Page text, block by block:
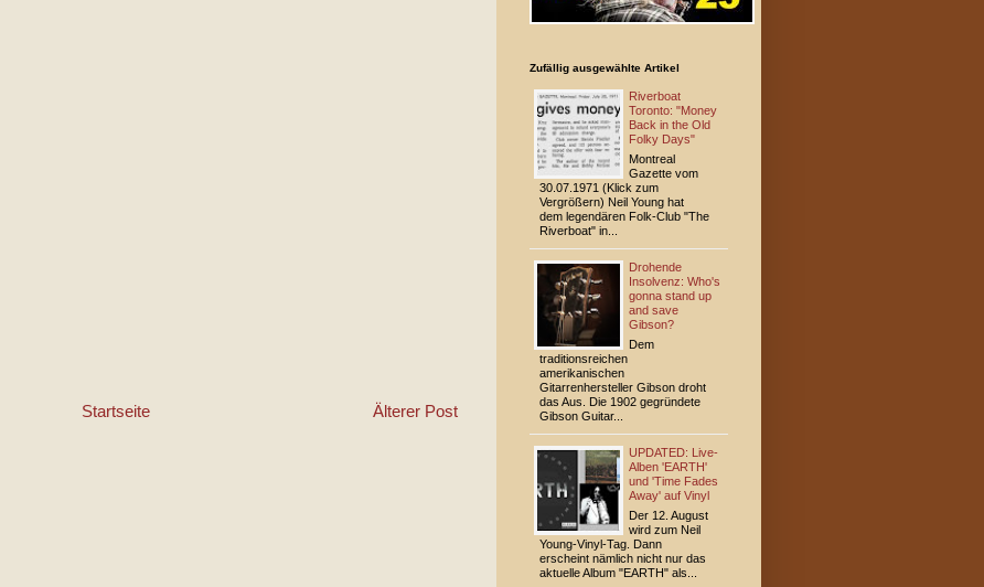
Älterer Post
Startseite
Zufällig ausgewählte Artikel
Riverboat
Toronto: "Money
Back in the Old
Folky Days"
Montreal
Gazette vom
30.07.1971 (Klick zum
Vergrößern) Neil Young hat
dem legendären Folk-Club "The
Riverboat" in...
Drohende
Insolvenz: Who's
gonna stand up
and save
Gibson?
Dem
traditionsreichen
amerikanischen
Gitarrenhersteller Gibson droht
das Aus. Die 1902 gegründete
Gibson Guitar...
UPDATED: Live-
Alben 'EARTH'
und 'Time Fades
Away' auf Vinyl
Der 12. August
wird zum Neil
Young-Vinyl-Tag. Dann
erscheint nämlich nicht nur das
aktuelle Album "EARTH" als...